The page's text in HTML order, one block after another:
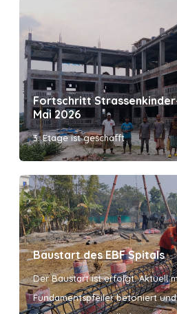
Fortschritt
Mai 2026
3. Etage ist geschafft
Baustart des EBF Spitals
Der Baustart ist erfolgt. Aktuell
Fundamentspfeiler betoniert